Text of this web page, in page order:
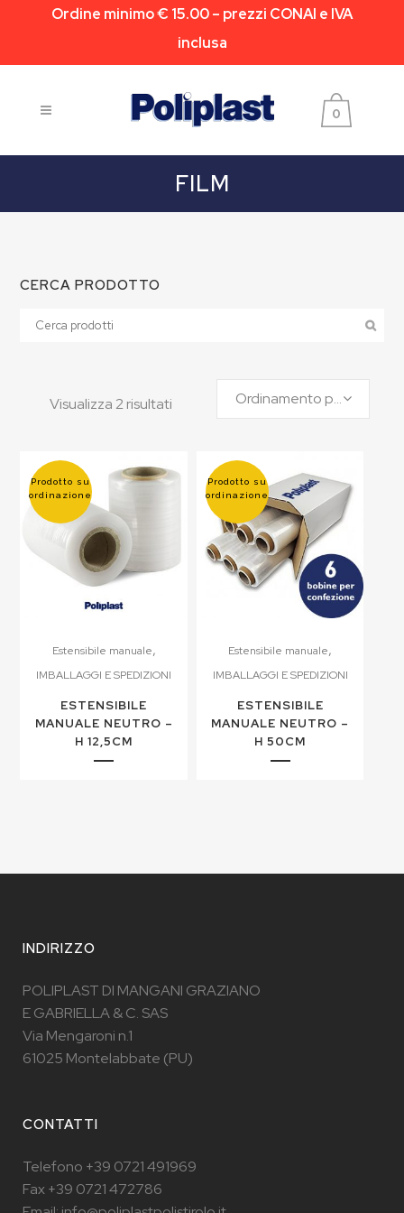
Ordine minimo € 15.00 – prezzi CONAI e IVA
inclusa
0
FILM
CERCA PRODOTTO
Visualizza 2 risultati Ordinamento predefinito
Prodotto su
ordinazione
Estensibile manuale,
IMBALLAGGI E SPEDIZIONI
ESTENSIBILE
MANUALE NEUTRO –
H 12,5CM
Prodotto su
ordinazione
Estensibile manuale,
IMBALLAGGI E SPEDIZIONI
ESTENSIBILE
MANUALE NEUTRO –
H 50CM
INDIRIZZO
POLIPLAST DI MANGANI GRAZIANO
E GABRIELLA & C. SAS
Via Mengaroni n.1
61025 Montelabbate (PU)
CONTATTI
Telefono +39 0721 491969
Fax +39 0721 472786